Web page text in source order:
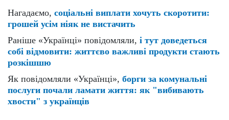
Нагадаємо, соціальні виплати хочуть скоротити:
грошей усім ніяк не вистачить
Раніше «Українці» повідомляли, і тут доведеться
собі відмовити: життєво важливі продукти стають
розкішшю
Як повідомляли «Українці», борги за комунальні
послуги почали ламати життя: як "вибивають
хвости" з українців